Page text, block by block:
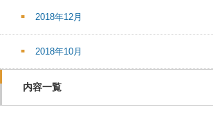
2018年12月
2018年10月
内容一覧